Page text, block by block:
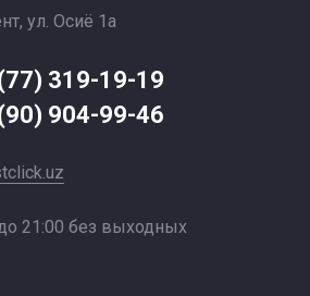
ул. Осиё 1a
319-19-19
904-99-46
21:00 без выходных